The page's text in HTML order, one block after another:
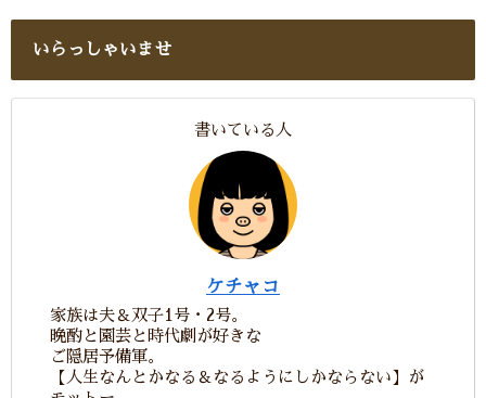
いらっしゃいませ
書いている人
ケチャコ
家族は夫＆双子1号・2号。
晩酌と園芸と時代劇が好きな
ご隠居予備軍。
【人生なんとかなる＆なるようにしかならない】が